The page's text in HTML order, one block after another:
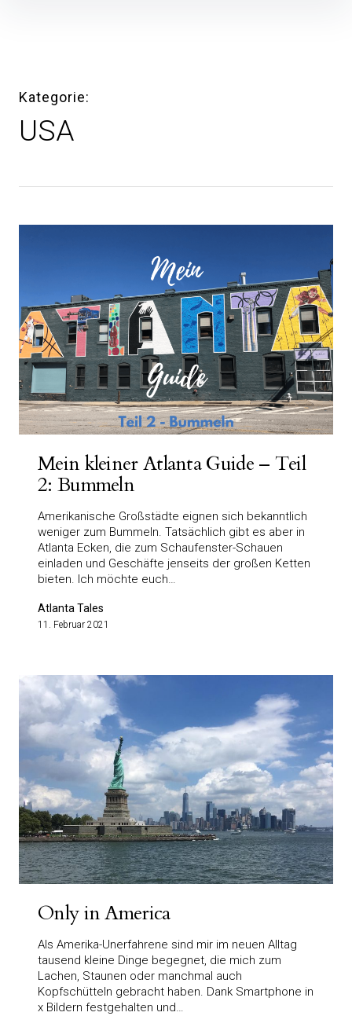
Kategorie
USA
Mein kleiner Atlanta Guide – Teil
2: Bummeln
Amerikanische Großstädte eignen sich bekanntlich
weniger zum Bummeln. Tatsächlich gibt es aber in
Atlanta Ecken, die zum Schaufenster-Schauen
einladen und Geschäfte jenseits der großen Ketten
bieten. Ich möchte euch…
Atlanta Tales
11. Februar 2021
Only in America
Als Amerika-Unerfahrene sind mir im neuen Alltag
tausend kleine Dinge begegnet, die mich zum
Lachen, Staunen oder manchmal auch
Kopfschütteln gebracht haben. Dank Smartphone in
x Bildern festgehalten und…